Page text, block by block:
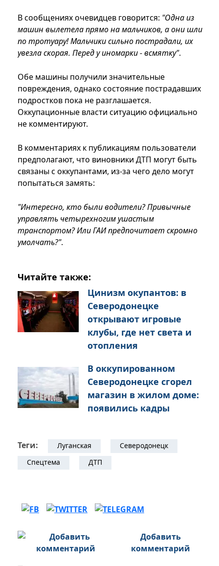
В сообщениях очевидцев говорится: "Одна из
машин вылетела прямо на мальчиков, а они шли
по тротуару! Мальчики сильно пострадали, их
увезла скорая. Перед у иномарки - всмятку".
Обе машины получили значительные
повреждения, однако состояние пострадавших
подростков пока не разглашается.
Оккупационные власти ситуацию официально
не комментируют.
В комментариях к публикациям пользователи
предполагают, что виновники ДТП могут быть
связаны с оккупантами, из-за чего дело могут
попытаться замять:
"Интересно, кто были водители? Привычные
управлять четырехногим ушастым
транспортом? Или ГАИ предпочитает скромно
умолчать?".
Читайте также:
Цинизм окупантов: в
Северодонецке
открывают игровые
клубы, где нет света и
отопления
В оккупированном
Северодонецке сгорел
магазин в жилом доме:
появились кадры
Теги: Луганская
Северодонецк
Спецтема
ДТП
Добавить
комментарий